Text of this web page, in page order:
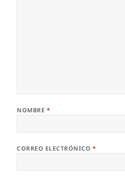
NOMBRE *
CORREO ELECTRÓNICO *